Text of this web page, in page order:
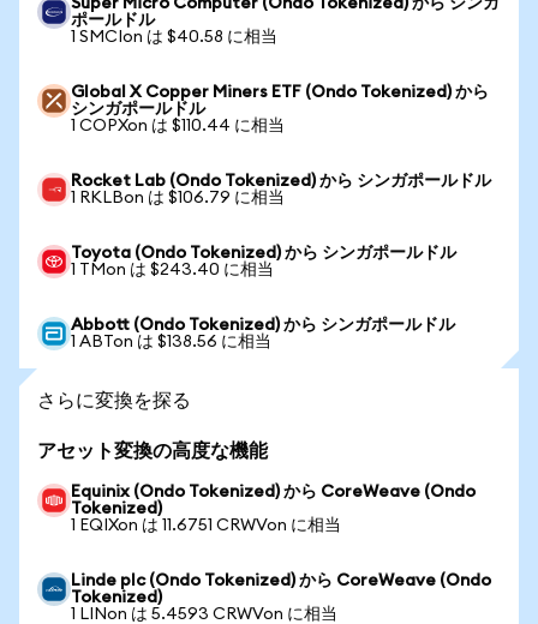
Super Micro Computer (Ondo Tokenized) から シンガ
ポールドル
1 SMCIon は $40.58 に相当
Global X Copper Miners ETF (Ondo Tokenized) から
シンガポールドル
1 COPXon は $110.44 に相当
Rocket Lab (Ondo Tokenized) から シンガポールドル
1 RKLBon は $106.79 に相当
Toyota (Ondo Tokenized) から シンガポールドル
1 TMon は $243.40 に相当
Abbott (Ondo Tokenized) から シンガポールドル
1 ABTon は $138.56 に相当
さらに変換を探る
アセット変換の高度な機能
Equinix (Ondo Tokenized) から CoreWeave (Ondo
Tokenized)
1 EQIXon は 11.6751 CRWVon に相当
Linde plc (Ondo Tokenized) から CoreWeave (Ondo
Tokenized)
1 LINon は 5.4593 CRWVon に相当